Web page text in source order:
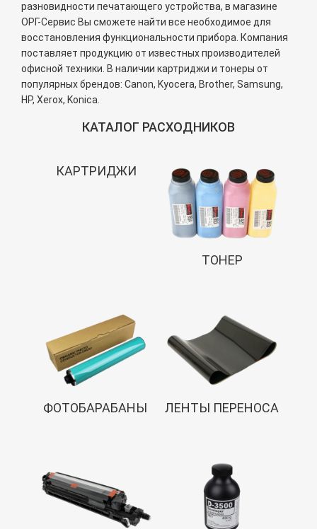
разновидности печатающего устройства, в магазине
ОРГ-Сервис Вы сможете найти все необходимое для
восстановления функциональности прибора. Компания
поставляет продукцию от известных производителей
офисной техники. В наличии картриджи и тонеры от
популярных брендов: Canon, Kyocera, Brother, Samsung,
HP, Xerox, Konica.
КАТАЛОГ РАСХОДНИКОВ
КАРТРИДЖИ
ТОНЕР
ФОТОБАРАБАНЫ ЛЕНТЫ ПЕРЕНОСА